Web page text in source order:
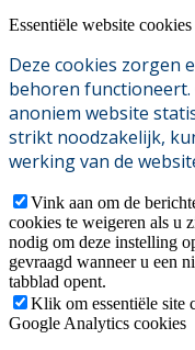
Essentiële website cookies
Deze cookies zorgen
behoren functioneert.
anoniem website
strikt noodzakelijk,
werking van de
Vink aan om de
cookies te weigeren als u
nodig om deze instelling
gevraagd wanneer u een
tabblad opent.
Klik om essentiële site
Google Analytics cookies